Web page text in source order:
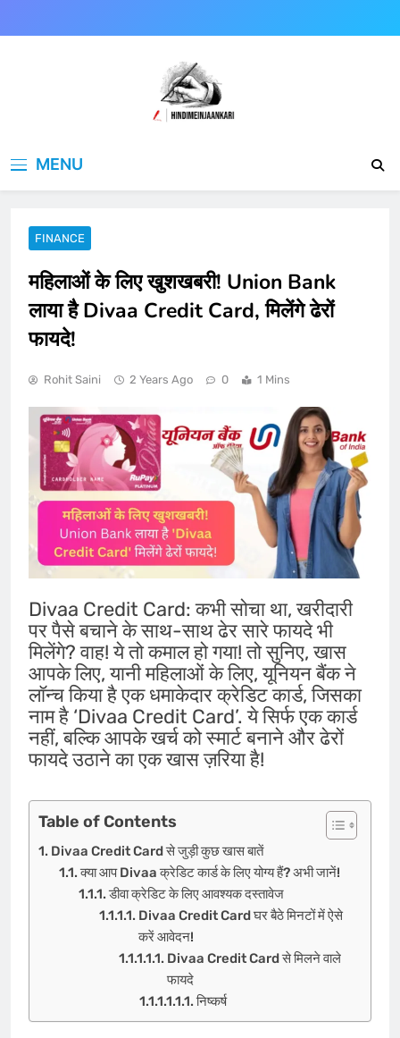
to
MENU
FINANCE
महिलाओं के लिए खुशखबरी! Union Bank
लाया है Divaa Credit Card, मिलेंगे ढेरों
फायदे!
Rohit Saini 2 Years Ago 0 1 Mins
Divaa Credit Card: कभी सोचा था, खरीदारी
पर पैसे बचाने के साथ-साथ ढेर सारे फायदे भी
मिलेंगे? वाह! ये तो कमाल हो गया! तो सुनिए, खास
आपके लिए, यानी महिलाओं के लिए, यूनियन बैंक ने
लॉन्च किया है एक धमाकेदार क्रेडिट कार्ड, जिसका
नाम है ‘Divaa Credit Card’. ये सिर्फ एक कार्ड
नहीं, बल्कि आपके खर्च को स्मार्ट बनाने और ढेरों
फायदे उठाने का एक खास ज़रिया है!
Table of Contents
Divaa Credit Card से जुड़ी कुछ खास बातें
क्या आप Divaa क्रेडिट कार्ड के लिए योग्य हैं? अभी जानें!
डीवा क्रेडिट के लिए आवश्यक दस्तावेज
Divaa Credit Card घर बैठे मिनटों में ऐसे
करें आवेदन!
Divaa Credit Card से मिलने वाले
फायदे
निष्कर्ष